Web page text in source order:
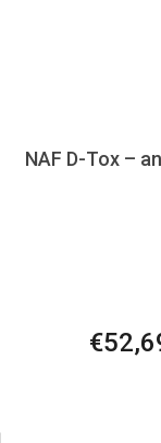
NAF D-Tox –